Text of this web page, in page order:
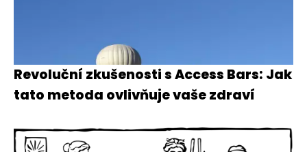
Revoluční zkušenosti s Access Bars: Jak
tato metoda ovlivňuje vaše zdraví